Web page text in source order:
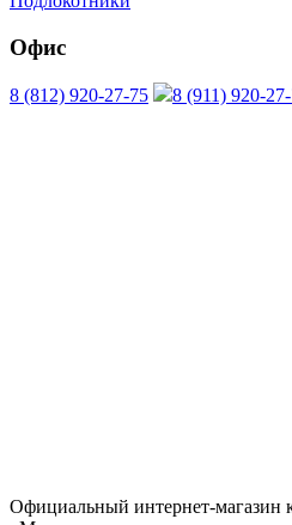
Офис
8 (812) 920-27-75 8 (911) 920-
Официальный интернет-магазин